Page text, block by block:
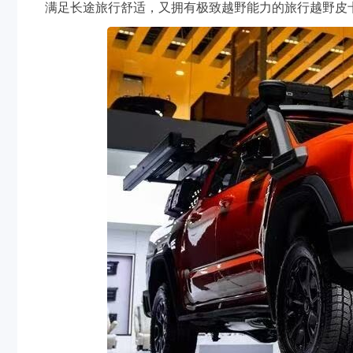
满足长途旅行舒适，又拥有极致越野能力的旅行越野皮